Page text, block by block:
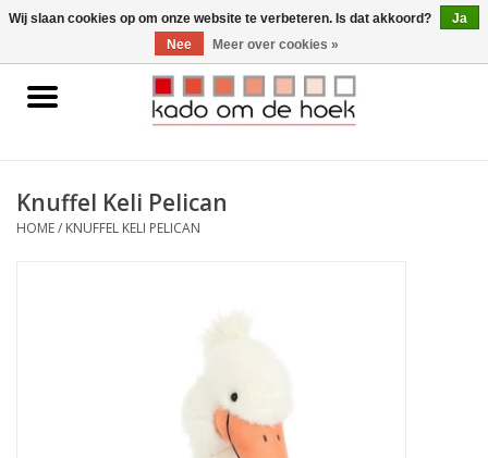
0 Artikelen - €0,00
Home
Gadgets
Knuffel Keli Pelican
HOME/ KNUFFEL KELI PELICAN
Wij slaan cookies op om onze website te verbeteren. Is dat akkoord?
Ja
Nee
Meer over cookies »